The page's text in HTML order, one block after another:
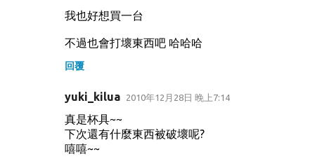
我也好想買一台
不過也會打壞東西吧 哈哈哈
回覆
yuki_kilua 2010年12月28日 晚上7:14
真是杯具~~
下次還有什麼東西被破壞呢?
嘻嘻~~